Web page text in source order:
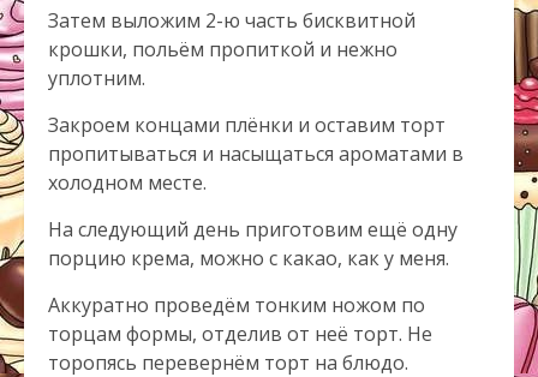
Затем выложим 2-ю часть бисквитной
крошки, польём пропиткой и нежно
уплотним.
Закроем концами плёнки и оставим торт
пропитываться и насыщаться ароматами в
холодном месте.
На следующий день приготовим ещё одну
порцию крема, можно с какао, как у меня.
Аккуратно проведём тонким ножом по
торцам формы, отделив от неё торт. Не
торопясь перевернём торт на блюдо.